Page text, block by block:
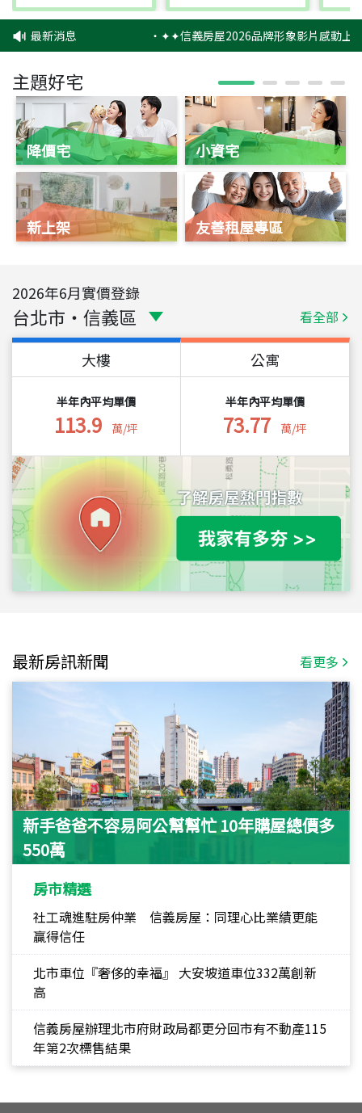
最新消息 ‧✦✦信義房屋2026品牌形象影片感動上
主題好宅
降價宅
新上架
小資宅
友善租屋專區
2026年6月實價登錄
台北市 ・ 信義區 看全部
大樓
半年內平均單價
113.9 萬/坪
公寓
半年內平均單價
73.77 萬/坪
最新房訊新聞 看更多
新手爸爸不容易阿公幫幫忙 10年購屋總價多
550萬
房市精選
社工魂進駐房仲業 信義房屋：同理心比業績更能
贏得信任
北市車位『奢侈的幸福』 大安坡道車位332萬創新
高
信義房屋辦理北市府財政局都更分回市有不動產115
年第2次標售結果